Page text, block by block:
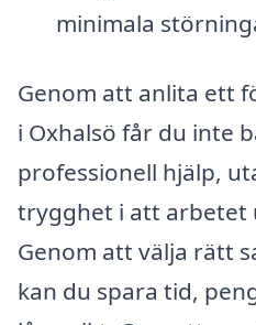
minimala
Genom att anlita ett
i Oxhalsö får du inte
professionell hjälp,
trygghet i att arbetet
Genom att välja rätt
kan du spara tid,